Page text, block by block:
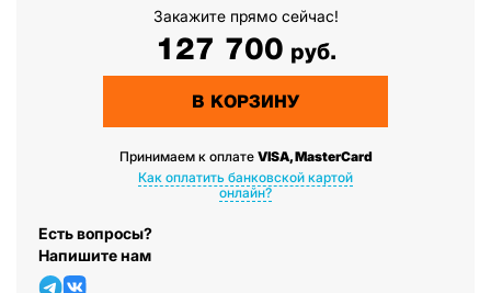
Закажите прямо сейчас!
127 700 руб.
В КОРЗИНУ
Принимаем к оплате VISA, MasterCard
Как оплатить банковской картой
онлайн?
Есть вопросы?
Напишите нам